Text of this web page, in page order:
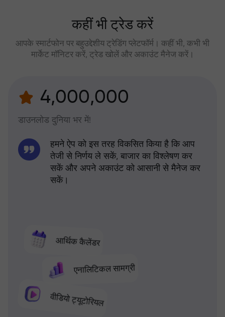
कहीं भी ट्रेड करें
आपके स्मार्टफोन पर बहुउद्देशीय ट्रेडिंग प्लेटफॉर्म। कहीं भी, कभी भी
मार्केट मॉनिटर करें, ट्रेड खोलें और अकाउंट मैनेज करें।
4,000,000
डाउनलोड दुनिया भर में!
आर्थिक कैलेंडर
एनालिटिकल सामग्री
वीडियो ट्यूटोरियल
हमने ऐप को इस तरह विकसित किया है कि आप
तेजी से निर्णय ले सकें, बाजार का विश्लेषण कर
सकें और अपने अकाउंट को आसानी से मैनेज कर
सकें।